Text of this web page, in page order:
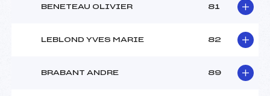
BENETEAU OLIVIER 81
LEBLOND YVES MARIE 82
BRABANT ANDRE 89